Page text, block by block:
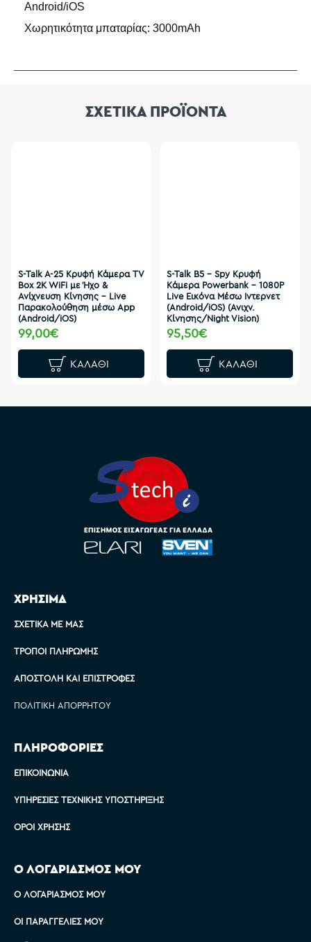
Android/iOS
Χωρητικότητα μπαταρίας: 3000mAh
ΣΧΕΤΙΚΑ ΠΡΟΪΟΝΤΑ
S-Talk A-25 Κρυφή Κάμερα TV
Box 2K WiFi με Ήχο &
Ανίχνευση Κίνησης – Live
Παρακολούθηση μέσω App
(Android/iOS)
99,00€
ΚΑΛΆΘΙ
S-Talk B5 - Spy Κρυφή
Κάμερα Powerbank - 1080P
Live Εικόνα Μέσω Ιντερνετ
(Android/iOS) (Ανιχν.
Κίνησης/Night Vision)
95,50€
ΚΑΛΆΘΙ
ΧΡΗΣΙΜΑ
ΣΧΕΤΙΚΆ ΜΕ ΜΑΣ
ΤΡΌΠΟΙ ΠΛΗΡΩΜΉΣ
ΑΠΟΣΤΟΛΉ ΚΑΙ ΕΠΙΣΤΡΟΦΈΣ
ΠΟΛΙΤΙΚΉ ΑΠΟΡΡΉΤΟΥ
ΠΛΗΡΟΦΟΡΙΕΣ
ΕΠΙΚΟΙΝΩΝΊΑ
ΥΠΗΡΕΣΊΕΣ ΤΕΧΝΙΚΉΣ ΥΠΟΣΤΉΡΙΞΗΣ
ΌΡΟΙ ΧΡΉΣΗΣ
Ο ΛΟΓΑΡΙΑΣΜΟΣ ΜΟΥ
Ο ΛΟΓΑΡΙΑΣΜΌΣ ΜΟΥ
ΟΙ ΠΑΡΑΓΓΕΛΊΕΣ ΜΟΥ